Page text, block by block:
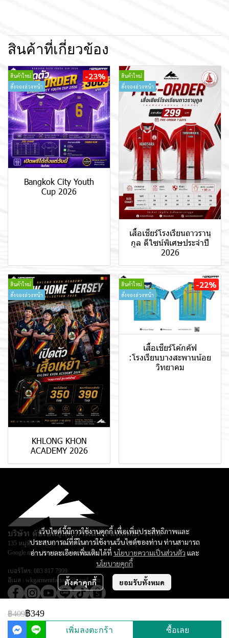
สินค้าที่เกี่ยวข้อง
สินค้าใหม่
สั่งจองล่วงหน้า
-23%
Bangkok City Youth
Cup 2026
สินค้าใหม่
สั่งจองล่วงหน้า
เสื้อเชียร์โรงเรียนถาวรานุ
กูล ดีไซน์พิเศษประจำปี
2026
สินค้าใหม่
สั่งจองล่วงหน้า
KHLONG KHON
ACADEMY 2026
สินค้าใหม่
สั่งจองล่วงหน้า
-22%
เสื้อเชียร์โค้กคัฟ
:โรงเรียนบางสะพานน้อย
วิทยาคม
฿409฿349
เพิ่มลงตะกร้า ซื้อเลย
เว็บไซต์นี้มีการใช้งานคุกกี้ เพื่อเพิ่มประสิทธิภาพและ
ประสบการณ์ที่ดีในการใช้งานเว็บไซต์ของท่าน ท่านสามารถ
อ่านรายละเอียดเพิ่มเติมได้ที่ นโยบายความเป็นส่วนตัว และ
นโยบายคุกกี้
ตั้งค่าคุกกี้ ยอมรับทั้งหมด
บริษัท ดับเบิลยู.เค.การ์เม้นท์ แฟคตอรี่ จำกัด
135 หมู่ที่ 3 ตำบลยางหย่อง อำเภอท่ายาง จ.เพชรบุรี 76130
Google map : Keadsara Sport Design
เบอร์โทร: 083 817 7999
อีเมล : wkgarmentfactory@gmail.com
© Copyright 2026 All Rights Reserved.